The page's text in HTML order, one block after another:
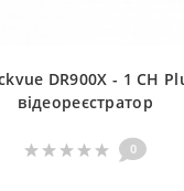
DR900X - 1 CH
відеореєстратор
0